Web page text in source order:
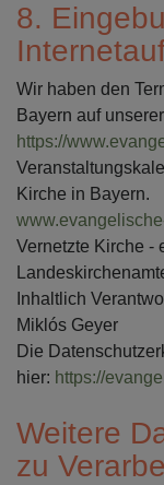
8.
Wir haben den
Bayern auf
https://
Kirche in Bayern.
Vernetzte Kirche -
Inhaltlich
Miklós Geyer
Die
hier: https://
Weitere
zu